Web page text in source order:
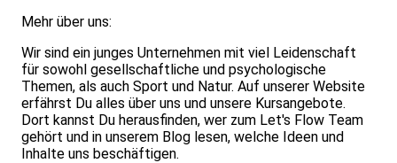
Mehr über uns:
Wir sind ein junges Unternehmen mit viel Leidenschaft
für sowohl gesellschaftliche und psychologische
Themen, als auch Sport und Natur. Auf unserer Website
erfährst Du alles über uns und unsere Kursangebote.
Dort kannst Du herausfinden, wer zum Let's Flow Team
gehört und in unserem Blog lesen, welche Ideen und
Inhalte uns beschäftigen.